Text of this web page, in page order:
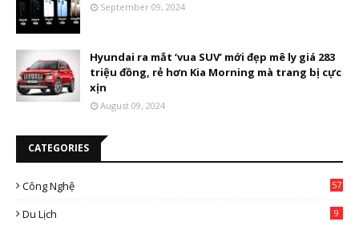
September 09, 2024
Hyundai ra mắt ‘vua SUV’ mới đẹp mê ly giá 283
triệu đồng, rẻ hơn Kia Morning mà trang bị cực
xịn
August 09, 2024
CATEGORIES
Công Nghệ 57
Du Lịch 9